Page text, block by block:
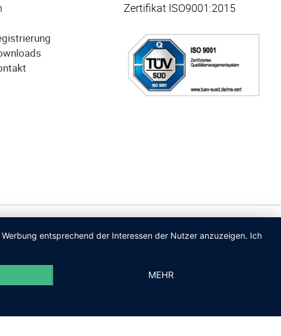
Zertifikat ISO9001:2015
entsprechend der Interessen der Nutzer anzuzeigen. Ich
MEHR